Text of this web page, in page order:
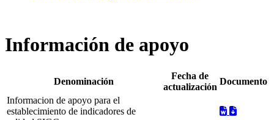
Información de apoyo
Denominación
Fecha de
actualización
Documento
Informacion de apoyo para el
establecimiento de indicadores de